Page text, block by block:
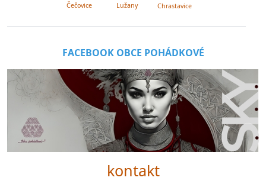
Čečovice
Lužany
Chrastavice
FACEBOOK OBCE POHÁDKOVÉ
kontakt